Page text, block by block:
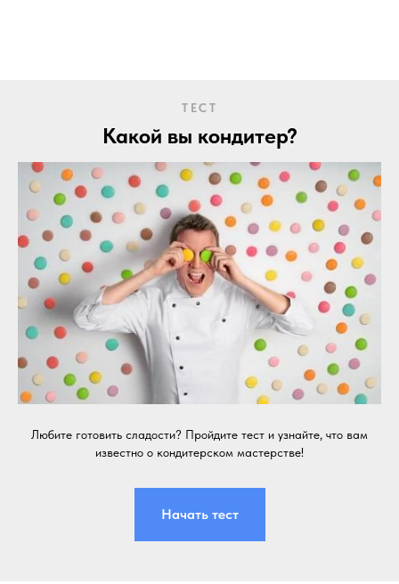
ТЕСТ
Какой вы кондитер?
Любите готовить сладости? Пройдите тест и узнайте, что вам
известно о кондитерском мастерстве!
Начать тест